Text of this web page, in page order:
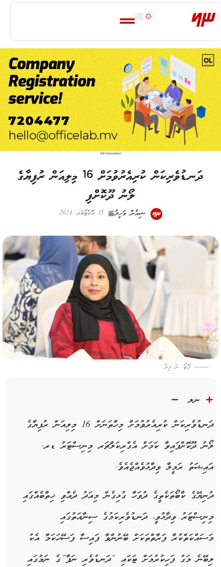
-Advertisement-
ދަނޑުވެރިކަން ކުރިއެރުވުމަށް 16 މިލިއަން ރުފިޔާގެ
ލޯނު ދޫކޮށްފި
ޝިއުނާ ވަހީދު 15 އޮކްޓޯބަރ 2024
ފޮޓޯ: ދަ މިރާ
ނލ
ދަނޑުވެރިކަން ކުރިއެރުވުމަށް މިހާތަނަށް 16 މިލިއަން ރުފިޔާގެ
ލޯނު ދޫކޮށްފައިވާ ކަމަށް އެގްރިކަލްޗަރ މިނިސްޓަރު ޑރ.
އައިޝަތު ރަމީލާ ވިދާޅުވެއްޖެއެވެ.
ދުނިޔޭގެ ކާބޯތަކެތީގެ ދުވަހާ ގުޅިގެން މިއަދު ދެއްވި ޚިތާބެއްގައި
މިނިސްޓަރު ވިދާޅުވީ، ދަނޑުވެރިކަމުގެ ސިނާއަތުގައި
މަސައްކަތްކުރާ ފަރާތްތަކަށް ބޭނުންވާ ފައިސާ ފަސޭހަކަމާ އެކު
ލިބޭނެ މަގު ފަހިކުރުމަށް ޓަކައި “ދަނޑުވެރި ނަފާ”ގެ ނަމުގައި